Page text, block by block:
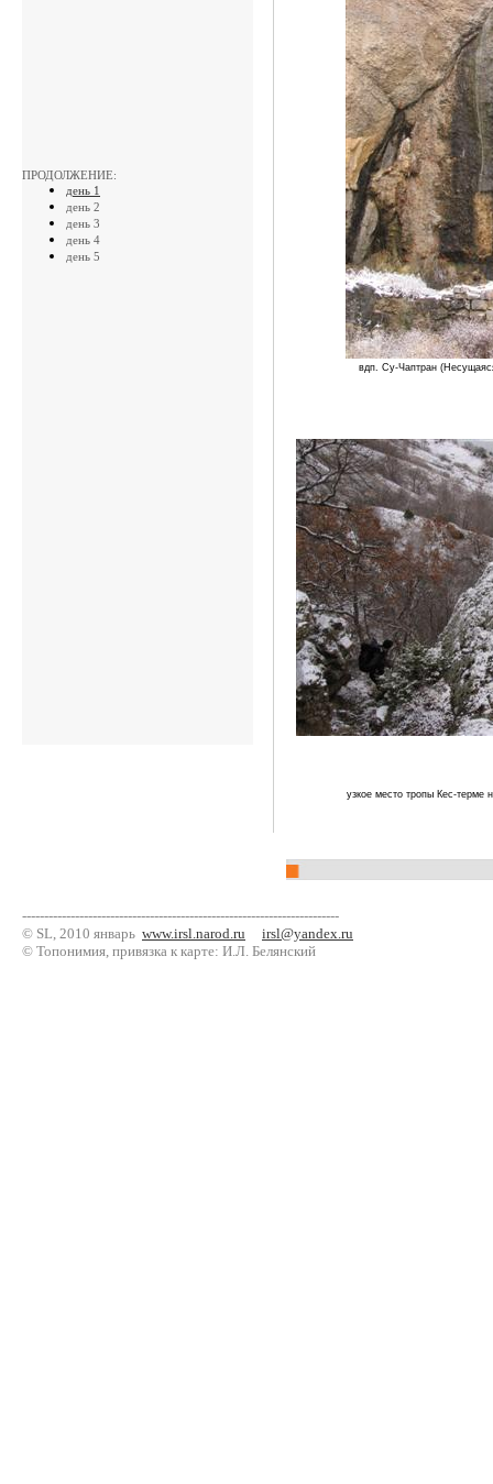
------------------------------------------------------------------------
© SL, 2010 январь www.irsl.narod.ru
irsl@yandex.ru
© Топонимия, привязка к карте: И.Л. Белянский
вдп. Су-Чаптран
узкое место тропы Кес-терме
ПРОДОЛЖЕНИЕ:
день 1
день 2
день 3
день 4
день 5